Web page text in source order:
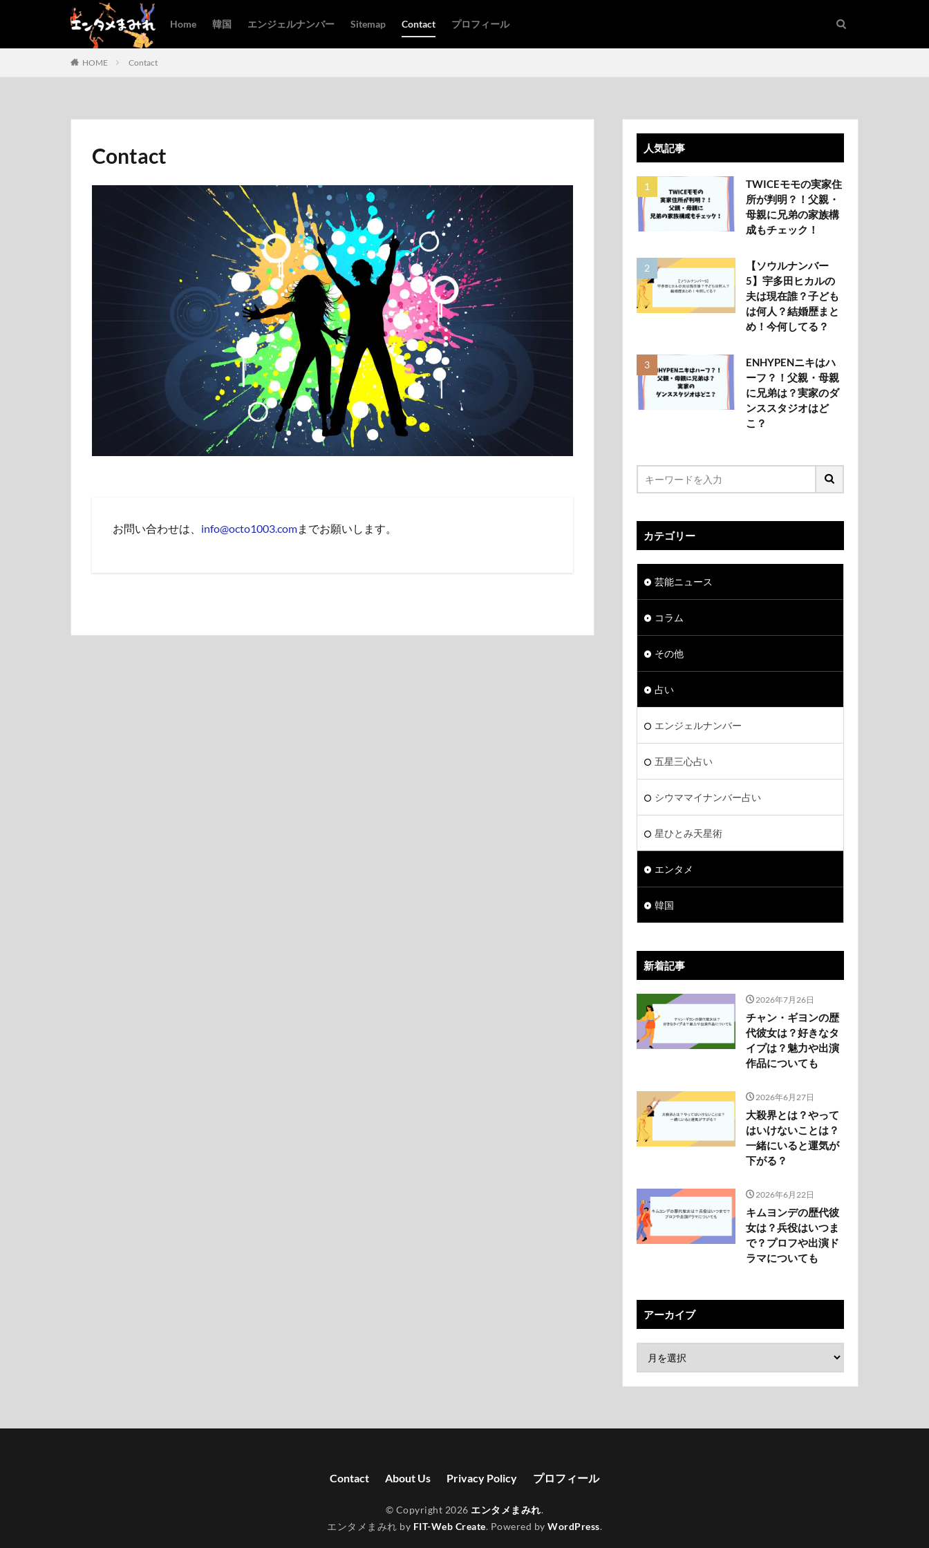
Home 韓国 エンジェルナンバー Sitemap Contact プロフィール
HOME Contact
Contact
お問い合わせは、 info@octo1003.comまでお願いします。
人気記事
TWICEモモの実家住
所が判明？！父親・
母親に兄弟の家族構
成もチェック！
【ソウルナンバー
5】宇多田ヒカルの
夫は現在誰？子ども
は何人？結婚歴まと
め！今何してる？
ENHYPENニキはハ
ーフ？！父親・母親
に兄弟は？実家のダ
ンススタジオはど
こ？
カテゴリー
芸能ニュース
コラム
その他
占い
エンジェルナンバー
五星三心占い
シウママイナンバー占い
星ひとみ天星術
エンタメ
韓国
新着記事
2026年7月26日
チャン・ギヨンの歴
代彼女は？好きなタ
イプは？魅力や出演
作品についても
2026年6月27日
大殺界とは？やって
はいけないことは？
一緒にいると運気が
下がる？
2026年6月22日
キムヨンデの歴代彼
女は？兵役はいつま
で？プロフや出演ド
ラマについても
アーカイブ
Contact About Us Privacy Policy プロフィール
© Copyright 2026 エンタメまみれ.
エンタメまみれ by FIT-Web Create. Powered by WordPress.